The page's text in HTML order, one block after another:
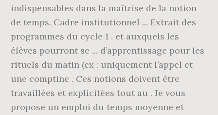
indispensables dans la maîtrise de la notion
de temps. Cadre institutionnel ... Extrait des
programmes du cycle 1 . et auxquels les
élèves pourront se ... d’apprentissage pour les
rituels du matin (ex : uniquement l’appel et
une comptine . Ces notions doivent être
travaillées et explicitées tout au . Je vous
propose un emploi du temps moyenne et